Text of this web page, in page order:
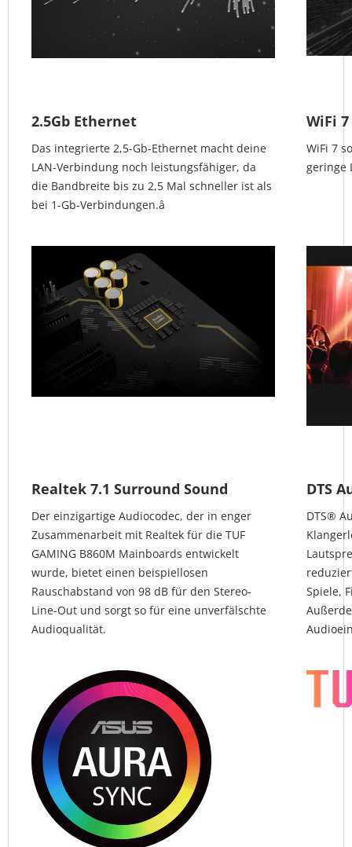
2.5Gb Ethernet
Das integrierte 2,5-Gb-Ethernet macht deine
LAN-Verbindung noch leistungsfähiger, da
die Bandbreite bis zu 2,5 Mal schneller ist als
bei 1-Gb-Verbindungen.â
WiFi 7
WiFi 7
geringe
Realtek 7.1 Surround Sound
Der einzigartige Audiocodec, der in enger
Zusammenarbeit mit Realtek für die TUF
GAMING B860M Mainboards entwickelt
wurde, bietet einen beispiellosen
Rauschabstand von 98 dB für den Stereo-
Line-Out und sorgt so für eine unverfälschte
Audioqualität.
DTS
DTS®
Spiele,